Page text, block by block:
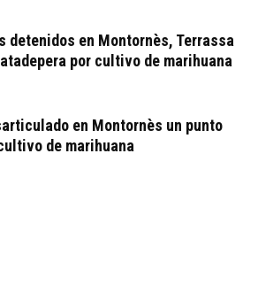
detenidos en Montornès, Terrassa
por cultivo de marihuana
en Montornès un punto
de marihuana